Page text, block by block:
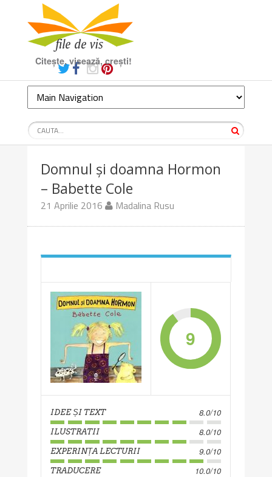
Citește, visează, crești!
Domnul și doamna Hormon
– Babette Cole
21 Aprilie 2016 Madalina Rusu
9
IDEE ȘI TEXT 8.0/10
ILUSTRATII 8.0/10
EXPERINȚA LECTURII 9.0/10
TRADUCERE 10.0/10